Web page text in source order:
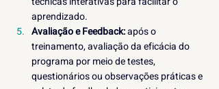
aprendizado.
Avaliação e Feedback: após o
treinamento, avaliação da eficácia do
programa por meio de testes,
questionários ou observações práticas e